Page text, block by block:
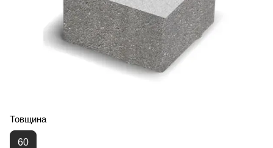
Товщина
60